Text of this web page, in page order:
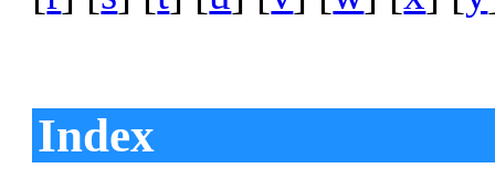
Index